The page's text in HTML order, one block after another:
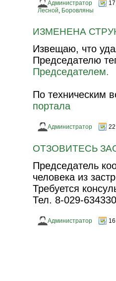
Администратор
Лесной, Боровляны
ИЗМЕНЕНА
Извещаю, что
Председателю
Председателем.
По техническим
портала
Администратор
ОТЗОВИТЕСЬ
Председатель
человека из
Требуется
Тел. 8-029-
Администратор